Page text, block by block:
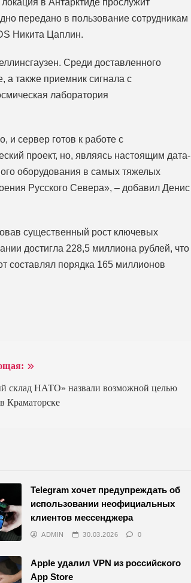
в Антарктиде прослужит
передано в пользование сотрудникам
Никита Цаплин.
Среди доставленного
а также приемник сигнала с
лаборатория
и сервер готов к работе с
проект, но, являясь настоящим дата-
оборудования в самых тяжелых
Русского Севера», – добавил Денис
существенный рост ключевых
достигла 228,5 миллиона рублей, что
составлял порядка 165 миллионов
склад НАТО» назвали возможной целью
Краматорске
Telegram хочет предупреждать об
использовании неофициальных
клиентов мессенджера
ADMIN 30.03.2026 0
Apple удалил VPN из российского
App Store